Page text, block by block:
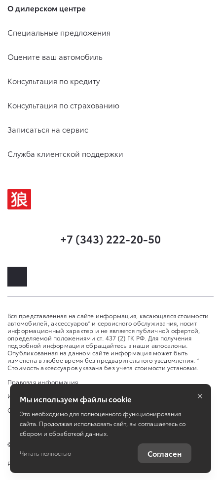
О дилерском центре
Специальные предложения
Оцените ваш автомобиль
Консультация по кредиту
Консультация по страхованию
Записаться на сервис
Служба клиентской поддержки
+7 (343) 222-20-50
Вся представленная на сайте информация, касающаяся стоимости
автомобилей, аксессуаров* и сервисного обслуживания, носит
информационный характер и не является публичной офертой,
определяемой положениями ст. 437 (2) ГК РФ. Для получения
подробной информации обращайтесь в наши автосалоны.
Опубликованная на данном сайте информация может быть
изменена в любое время без предварительного уведомления. *
Стоимость аксессуаров указана без учета стоимости установки.
Правовая информация
Изменить настройку cookies
Сбросить cookie
©
Работает на технологиях
Мы используем файлы cookie
Это необходимо для полноценного функционирования
сайта. Продолжая использовать сайт, вы соглашаетесь со
сбором и обработкой данных.
Читать полностью Согласен
×